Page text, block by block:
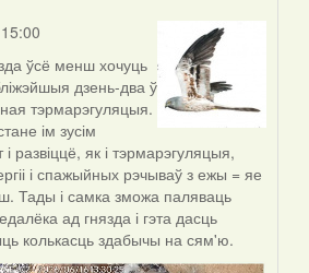
ўсё менш хочуць
дзень-два ў
тэрмарэгуляцыя.
ім зусім
развіццё, як і тэрмарэгуляцыя,
і спажыйных рэчываў з ежы = яе
Тады і самка зможа паляваць
ад гнязда і гэта дасць
колькасць здабычы на сям'ю.